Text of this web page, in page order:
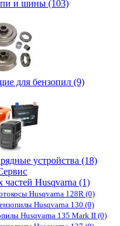
и шины (103)
для бензопил (9)
устройства (18)
частей Husqvarna (1)
Husqvarna 128R (0)
Husqvarna 130 (0)
Husqvarna 135 Mark II (0)